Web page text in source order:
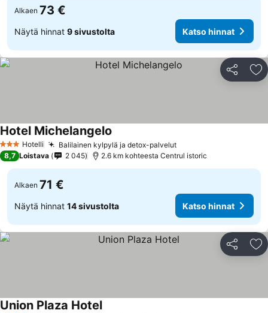
Alkaen 73 €
Näytä hinnat 9 sivustolta Katso hinnat
Jaa
3 Tähtiluokitus
Hotelli Balilainen kylpylä ja detox-palvelut
Hotel Michelangelo
8,7 Loistava 2 045 2.6 km kohteesta Centrul istoric
Alkaen 71 €
Näytä hinnat 14 sivustolta Katso hinnat
Jaa
Union Plaza Hotel